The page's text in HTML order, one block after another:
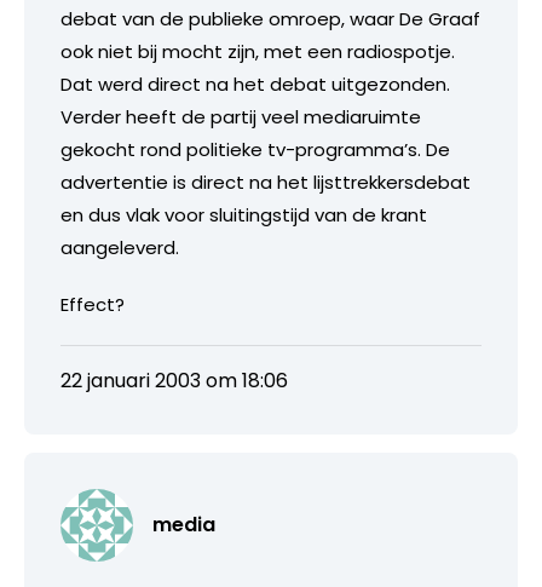
debat van de publieke omroep, waar De Graaf
ook niet bij mocht zijn, met een radiospotje.
Dat werd direct na het debat uitgezonden.
Verder heeft de partij veel mediaruimte
gekocht rond politieke tv-programma’s. De
advertentie is direct na het lijsttrekkersdebat
en dus vlak voor sluitingstijd van de krant
aangeleverd.
Effect?
22 januari 2003 om 18:06
media